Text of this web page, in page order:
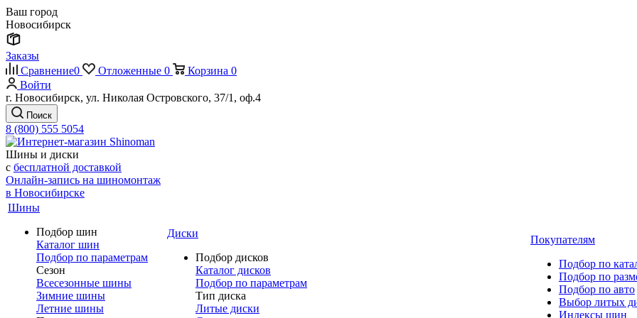
Ваш город
Новосибирск
Заказы
Сравнение0 Отложенные 0 Корзина 0
Войти
г. Новосибирск, ул. Николая Островского, 37/1, оф.4
Поиск
8 (800) 555 5054
Шины и диски
с бесплатной доставкой
Онлайн-запись на шиномонтаж
в Новосибирске
Шины
Подбор шин
Каталог шин
Подбор по параметрам
Сезон
Всесезонные шины
Зимние шины
Летние шины
Диски
Подбор дисков
Каталог дисков
Подбор по параметрам
Тип диска
Литые диски
Покупателям
Подбор по
Подбор по
Подбор по авто
Выбор литых
Индексы шин